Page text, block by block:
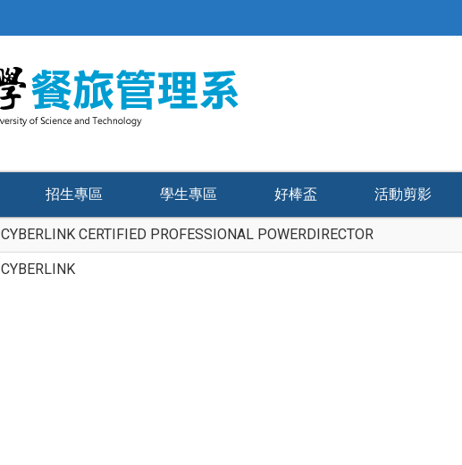
招生專區 學生專區 好棒盃 活動剪影
CYBERLINK CERTIFIED PROFESSIONAL POWERDIRECTOR
CYBERLINK